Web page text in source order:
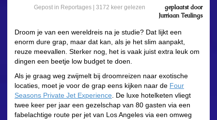
Gepost in Reportages 3172 keer gelezen
geplaatst door
Jurriaan Teulings
Droom je van een wereldreis na je studie? Dat lijkt een
enorm dure grap, maar dat kan, als je het slim aanpakt,
reuze meevallen. Sterker nog, het is vaak juist extra leuk om
dingen een beetje low budget te doen.
Als je graag weg zwijmelt bij droomreizen naar exotische
locaties, moet je voor de grap eens kijken naar de Four
Seasons Private Jet Experience . De luxe hotelketen vliegt
twee keer per jaar een gezelschap van 80 gasten via een
fabelachtige route per jet van Los Angeles via een omweg